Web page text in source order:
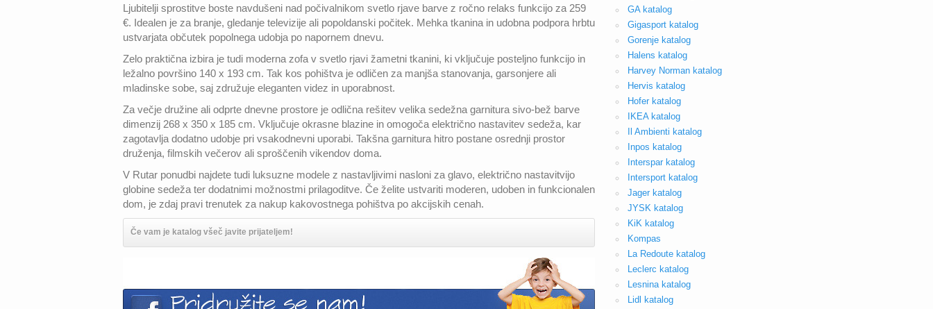
Ljubitelji sprostitve boste navdušeni nad počivalnikom svetlo rjave barve z ročno relaks funkcijo za 259
€. Idealen je za branje, gledanje televizije ali popoldanski počitek. Mehka tkanina in udobna podpora hrbtu
ustvarjata občutek popolnega udobja po napornem dnevu.
Zelo praktična izbira je tudi moderna zofa v svetlo rjavi žametni tkanini, ki vključuje posteljno funkcijo in
ležalno površino 140 x 193 cm. Tak kos pohištva je odličen za manjša stanovanja, garsonjere ali
mladinske sobe, saj združuje eleganten videz in uporabnost.
Za večje družine ali odprte dnevne prostore je odlična rešitev velika sedežna garnitura sivo-bež barve
dimenzij 268 x 350 x 185 cm. Vključuje okrasne blazine in omogoča električno nastavitev sedeža, kar
zagotavlja dodatno udobje pri vsakodnevni uporabi. Takšna garnitura hitro postane osrednji prostor
druženja, filmskih večerov ali sproščenih vikendov doma.
V Rutar ponudbi najdete tudi luksuzne modele z nastavljivimi nasloni za glavo, električno nastavitvijo
globine sedeža ter dodatnimi možnostmi prilagoditve. Če želite ustvariti moderen, udoben in funkcionalen
dom, je zdaj pravi trenutek za nakup kakovostnega pohištva po akcijskih cenah.
Če vam je katalog všeč javite prijateljem!
GA katalog
Gigasport katalog
Gorenje katalog
Halens katalog
Harvey Norman katalog
Hervis katalog
Hofer katalog
IKEA katalog
Il Ambienti katalog
Inpos katalog
Interspar katalog
Intersport katalog
Jager katalog
JYSK katalog
KiK katalog
Kompas
La Redoute katalog
Leclerc katalog
Lesnina katalog
Lidl katalog